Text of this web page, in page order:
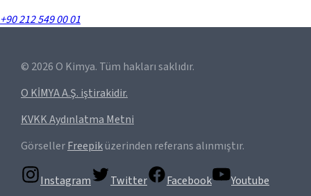
+90 212 549 00 01
© 2026 O Kimya. Tüm hakları saklıdır.
O KİMYA A.Ş. iştirakidir.
KVKK Aydınlatma Metni
GörsellerFreepiküzerinden referans alınmıştır.
Instagram Twitter Facebook Youtube